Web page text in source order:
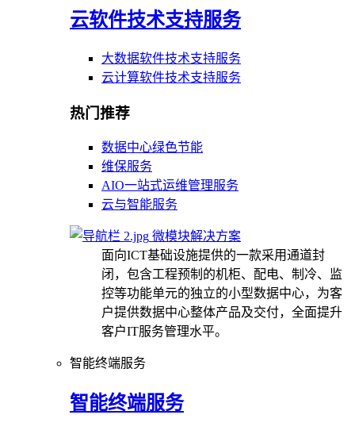
云软件技术支持服务
大数据软件技术支持服务
云计算软件技术支持服务
热门推荐
数据中心绿色节能
维保服务
AIO一站式运维管理服务
云与智能服务
微模块解决方案
面向ICT基础设施提供的一款采用通道封
闭，包含工程预制的机柜、配电、制冷、监
控等功能单元的独立的小型数据中心，为客
户提供数据中心整体产品及交付，全面提升
客户IT服务管理水平。
智能终端服务
智能终端服务